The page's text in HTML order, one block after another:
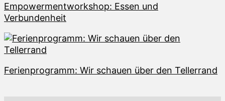
Empowermentworkshop: Essen und
Verbundenheit
Ferienprogramm: Wir schauen über den Tellerrand